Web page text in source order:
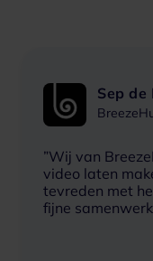
Sep de
”Wij van
video laten
tevreden met
fijne